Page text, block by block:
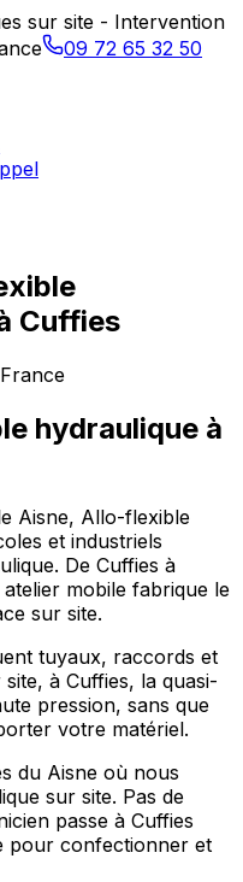
sur site - Intervention
09 72 65 32 50
Cuffies
hydraulique à
Aisne, Allo-flexible
et industriels
De Cuffies à
mobile fabrique le
sur site.
tuyaux, raccords et
à Cuffies, la quasi-
pression, sans que
votre matériel.
du Aisne où nous
sur site. Pas de
passe à Cuffies
pour confectionner et